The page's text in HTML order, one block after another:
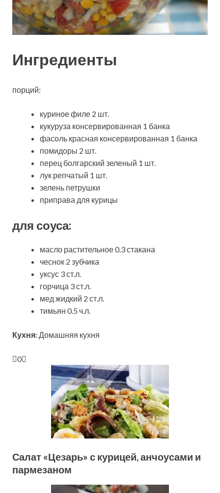
Ингредиенты
порций:
куриное филе 2 шт.
кукуруза консервированная 1 банка
фасоль красная консервированная 1 банка
помидоры 2 шт.
перец болгарский зеленый 1 шт.
лук репчатый 1 шт.
зелень петрушки
приправа для курицы
для соуса:
масло растительное 0.3 стакана
чеснок 2 зубчика
уксус 3 ст.л.
горчица 3 ст.л.
мед жидкий 2 ст.л.
тимьян 0.5 ч.л.
Кухня:Домашняя кухня
0
Салат «Цезарь» с курицей, анчоусами и
пармезаном